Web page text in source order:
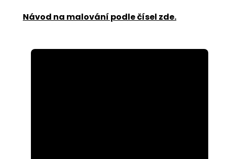
Návod na malování podle čísel zde.